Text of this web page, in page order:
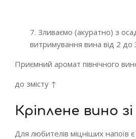
7. Зливаємо (акуратно) з
витримування вина від 2 до
Приємний аромат північного
до змісту ↑
Кріплене вино
Для любителів міцніших напоїв